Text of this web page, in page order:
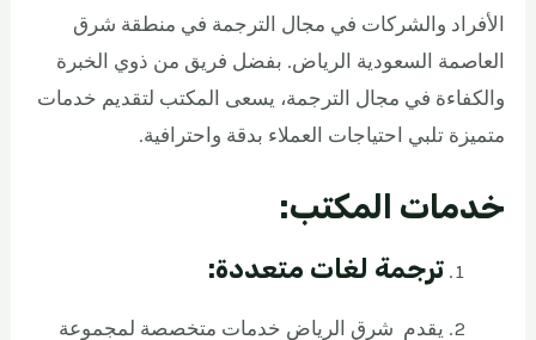
الأفراد والشركات في مجال الترجمة في منطقة شرق
العاصمة السعودية الرياض. بفضل فريق من ذوي الخبرة
والكفاءة في مجال الترجمة، يسعى المكتب لتقديم خدمات
متميزة تلبي احتياجات العملاء بدقة واحترافية.
خدمات المكتب:
ترجمة لغات متعددة:
يقدم شرق الرياض خدمات متخصصة لمجموعة